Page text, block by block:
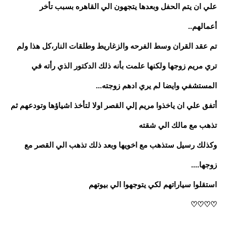
علي ان يتم الحفل وبعدها يتجهون الي القاهره بسبب تأخر
أعمالهم..
تم عقد القران وسط الفرحه والزغاريط وطلقات النار،كل هذا ولم
تري مريم زوجها ولكنها علمت بأنه ذلك الدكتور الذي رأته في
المستشفي وايضا لم يري ادهم زوجته...
أتفق علي ان ياخذوا مريم إلي القصر اولا لتأخذ اشياؤها وتودعهم ثم
تذهب مع مالك الي شقته
وكذلك رسيل ستذهب مع اخويها وبعد ذلك تذهب الي القصر مع
زوجها....
استقلوا سياراتهم لكي يتوجهوا الي بيوتهم
♡♡♡♡